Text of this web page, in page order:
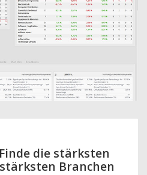
die stärksten
Branchen